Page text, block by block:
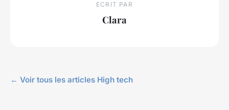
ECRIT PAR
Clara
← Voir tous les articles High tech